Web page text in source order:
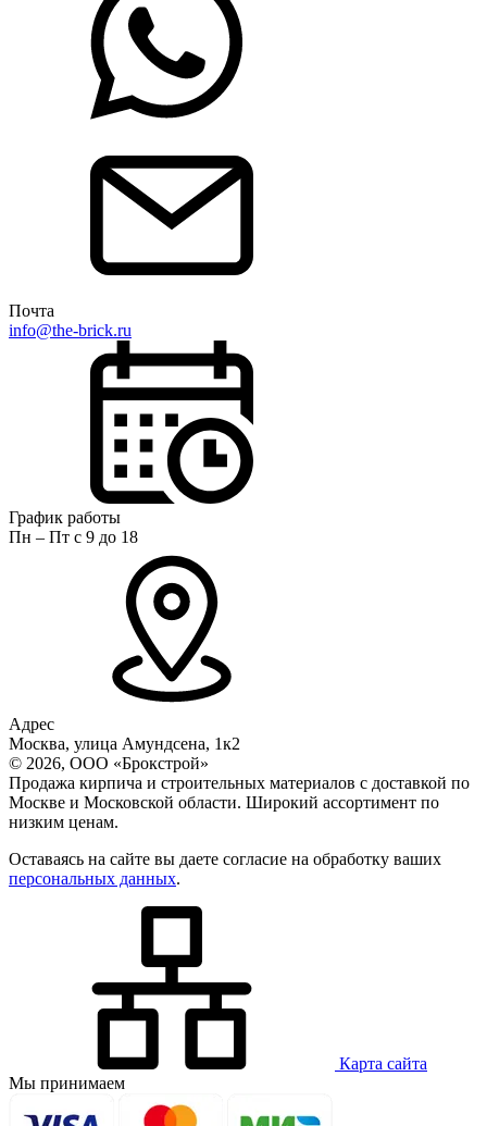
Почта
info@the-brick.ru
График работы
Пн – Пт с 9 до 18
Адрес
Москва, улица Амундсена, 1к2
© 2026, ООО «Брокстрой»
Продажа кирпича и строительных материалов с доставкой по
Москве и Московской области. Широкий ассортимент по
низким ценам.
Оставаясь на сайте вы даете согласие на обработку ваших
персональных данных.
Карта сайта
Мы принимаем